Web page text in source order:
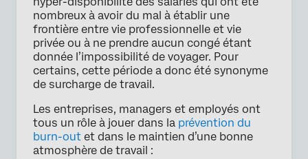
nombreux à avoir du mal à établir une
frontière entre vie professionnelle et vie
privée ou à ne prendre aucun congé étant
donnée l’impossibilité de voyager. Pour
certains, cette période a donc été synonyme
de surcharge de travail.
Les entreprises, managers et employés ont
tous un rôle à jouer dans la prévention du
burn-out et dans le maintien d’une bonne
atmosphère de travail :